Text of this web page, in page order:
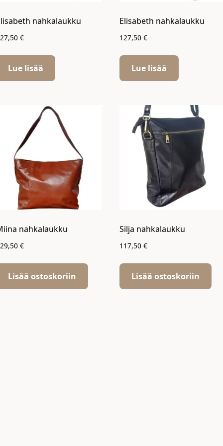
nahkalaukku
€
Lue lisää
Elisabeth nahkalaukku
127,50€
Lue lisää
nahkalaukku
€
Lisää ostoskoriin
Silja nahkalaukku
117,50€
Lisää ostoskoriin